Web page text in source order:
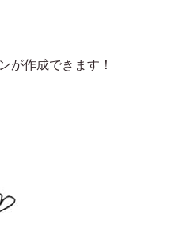
が作成できます！